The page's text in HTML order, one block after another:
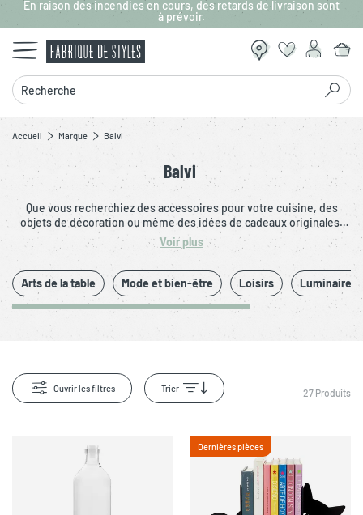
Aller au contenu principal
En raison des incendies en cours, des retards de livraison sont
à prévoir.
Recherche
Accueil Marque Balvi
Balvi
Que vous recherchiez des accessoires pour votre cuisine, des
objets de décoration ou même des idées de cadeaux originales,
Balvi propose une large gamme de produits qui allient design
innovant et fonctionnalité. Améliorez votre vie quotidienne avec
des objets pratiques, tout en embélissant votre intérieur et en
reflétant votre style personnel.
Voir plus
Arts de la table Mode et bien-être Loisirs Luminaires
Ouvrir les filtres Trier 27 Produits
Dernières pièces